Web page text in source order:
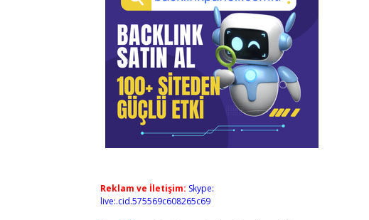
Reklam ve İletişim: Skype:
live:.cid.575569c608265c69